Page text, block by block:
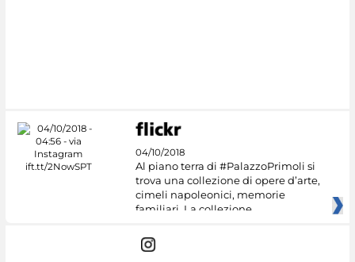
04/10/2018
Al piano terra di #PalazzoPrimoli si
trova una collezione di opere d’arte,
cimeli napoleonici, memorie
familiari. La collezione